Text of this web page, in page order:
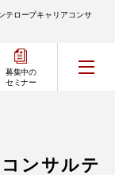
テロープキャリアコンサ
募集中の
セミナー
ンサルテ